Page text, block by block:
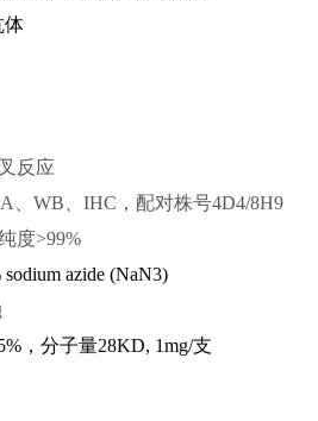
体
反应
、WB、IHC，配对株号4D4/8H9
度>99%
azide (NaN3)
，分子量28KD, 1mg/支